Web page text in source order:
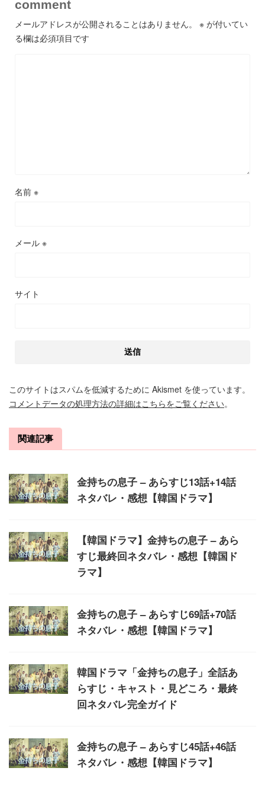
comment
メールアドレスが公開されることはありません。 ※ が付いてい
る欄は必須項目です
名前 ※
メール ※
サイト
このサイトはスパムを低減するために Akismet を使っています。
コメントデータの処理方法の詳細はこちらをご覧ください。
関連記事
金持ちの息子 – あらすじ13話+14話
ネタバレ・感想【韓国ドラマ】
【韓国ドラマ】金持ちの息子 – あら
すじ最終回ネタバレ・感想【韓国ド
ラマ】
金持ちの息子 – あらすじ69話+70話
ネタバレ・感想【韓国ドラマ】
韓国ドラマ「金持ちの息子」全話あ
らすじ・キャスト・見どころ・最終
回ネタバレ完全ガイド
金持ちの息子 – あらすじ45話+46話
ネタバレ・感想【韓国ドラマ】